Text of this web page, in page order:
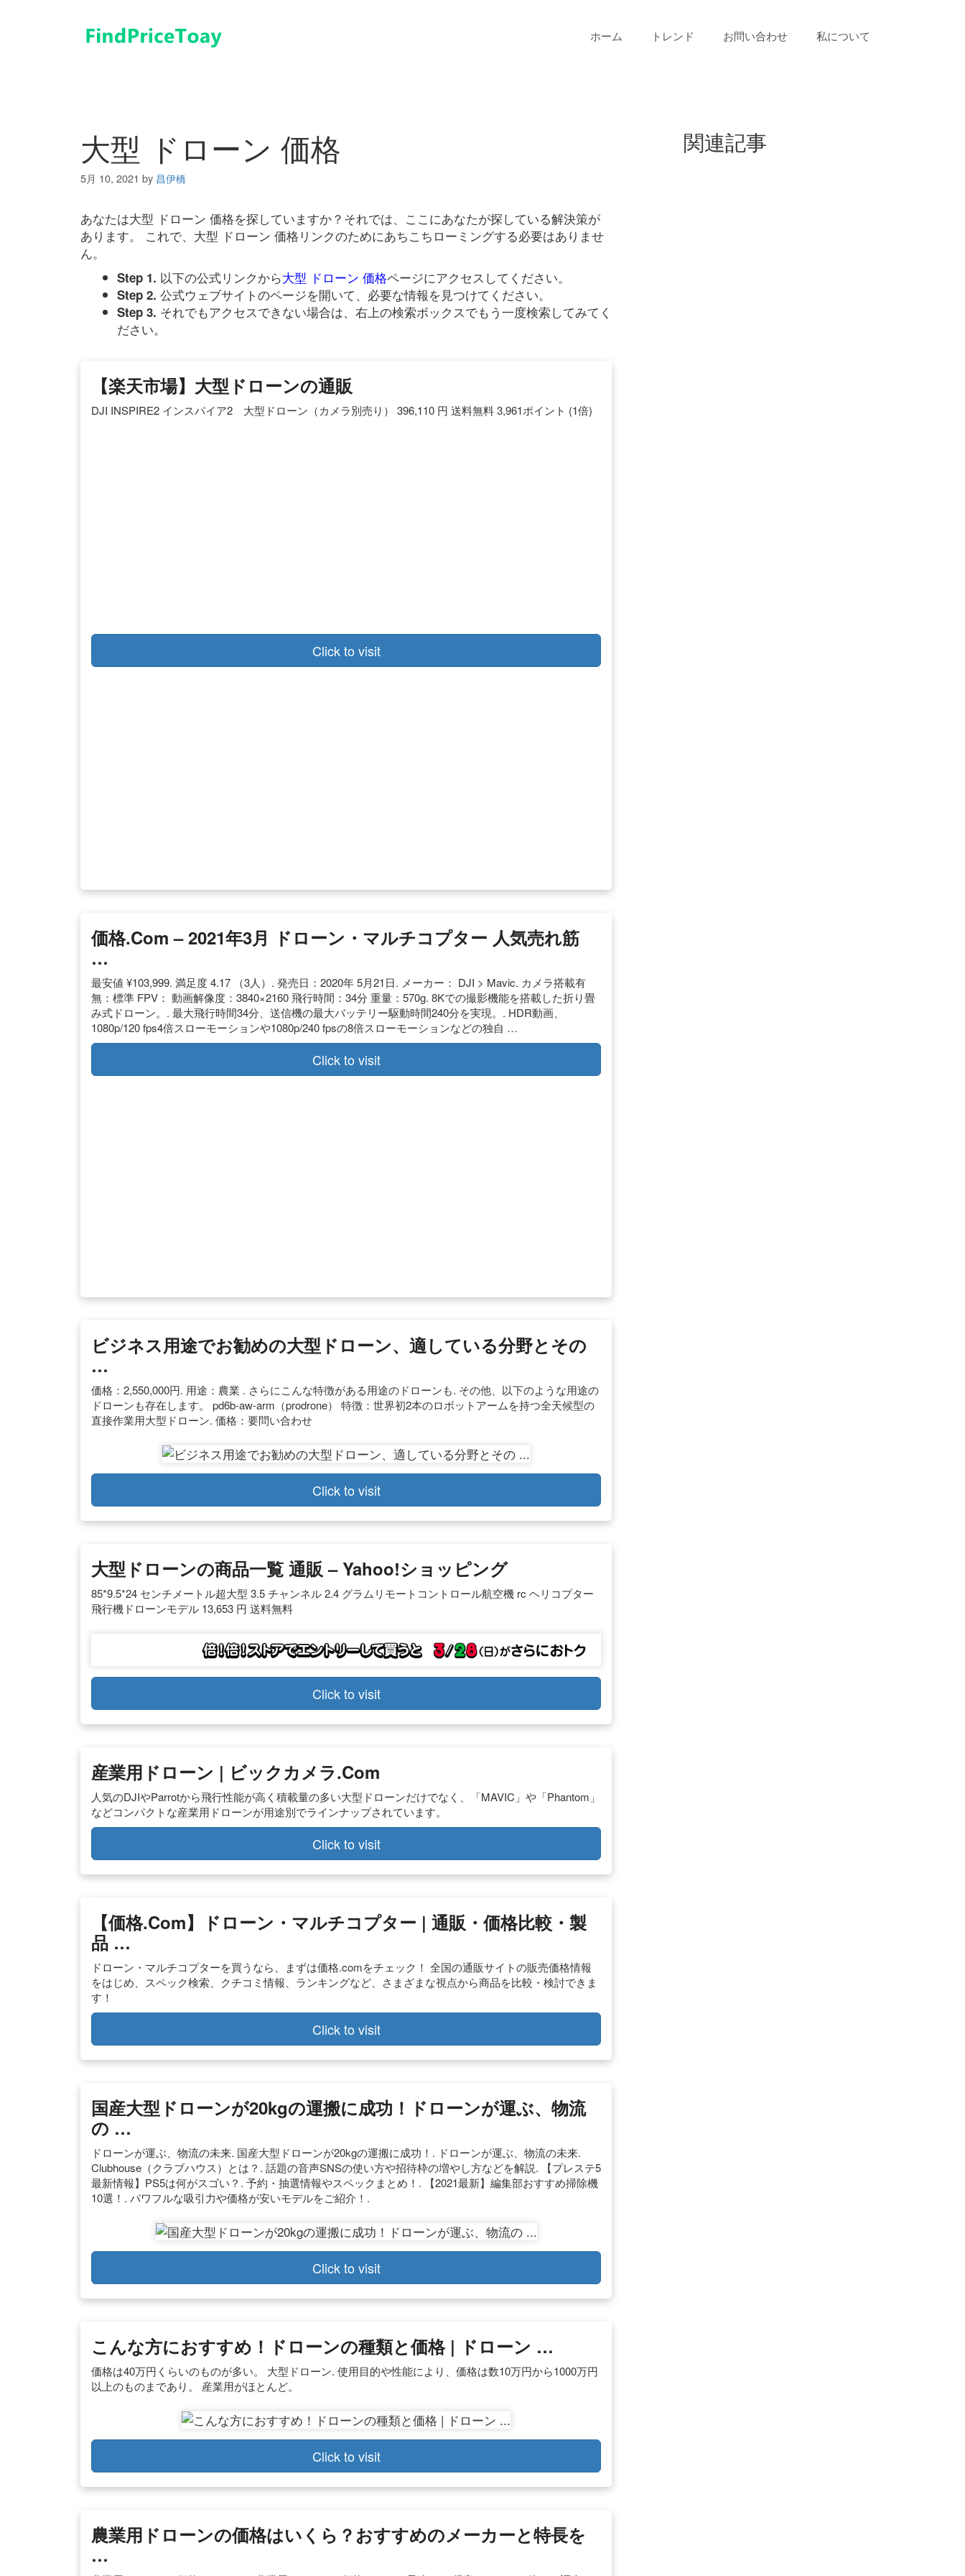
ホーム トレンド お問い合わせ 私について
大型 ドローン 価格
5月 10, 2021 by 昌伊橋
あなたは大型 ドローン 価格を探していますか？それでは、ここにあなたが探している解決策が
あります。 これで、大型 ドローン 価格リンクのためにあちこちローミングする必要はありませ
ん。
Step 1. 以下の公式リンクから大型 ドローン 価格ページにアクセスしてください。
Step 2. 公式ウェブサイトのページを開いて、必要な情報を見つけてください。
Step 3. それでもアクセスできない場合は、右上の検索ボックスでもう一度検索してみてく
ださい。
【楽天市場】大型ドローンの通販
DJI INSPIRE2 インスパイア2 大型ドローン（カメラ別売り） 396,110 円 送料無料 3,961ポイント (1倍)
Click to visit
価格.com – 2021年3月 ドローン・マルチコプター 人気売れ筋
…
最安値 ¥103,999. 満足度 4.17 （3人）. 発売日：2020年 5月21日. メーカー： DJI > Mavic. カメラ搭載有
無：標準 FPV： 動画解像度：3840×2160 飛行時間：34分 重量：570g. 8Kでの撮影機能を搭載した折り畳
み式ドローン。. 最大飛行時間34分、送信機の最大バッテリー駆動時間240分を実現。. HDR動画、
1080p/120 fps4倍スローモーションや1080p/240 fpsの8倍スローモーションなどの独自 …
Click to visit
ビジネス用途でお勧めの大型ドローン、適している分野とその
…
価格：2,550,000円. 用途：農業 . さらにこんな特徴がある用途のドローンも. その他、以下のような用途の
ドローンも存在します。 pd6b-aw-arm（prodrone） 特徴：世界初2本のロボットアームを持つ全天候型の
直接作業用大型ドローン. 価格：要問い合わせ
Click to visit
大型ドローンの商品一覧 通販 – Yahoo!ショッピング
85*9.5*24 センチメートル超大型 3.5 チャンネル 2.4 グラムリモートコントロール航空機 rc ヘリコプター
飛行機ドローンモデル 13,653 円 送料無料
Click to visit
産業用ドローン | ビックカメラ.com
人気のDJIやParrotから飛行性能が高く積載量の多い大型ドローンだけでなく、「MAVIC」や「Phantom」
などコンパクトな産業用ドローンが用途別でラインナップされています。
Click to visit
【価格.com】ドローン・マルチコプター | 通販・価格比較・製
品 …
ドローン・マルチコプターを買うなら、まずは価格.comをチェック！ 全国の通販サイトの販売価格情報
をはじめ、スペック検索、クチコミ情報、ランキングなど、さまざまな視点から商品を比較・検討できま
す！
Click to visit
国産大型ドローンが20kgの運搬に成功！ドローンが運ぶ、物流
の …
ドローンが運ぶ、物流の未来. 国産大型ドローンが20kgの運搬に成功！. ドローンが運ぶ、物流の未来.
Clubhouse（クラブハウス）とは？. 話題の音声SNSの使い方や招待枠の増やし方などを解説. 【プレステ5
最新情報】PS5は何がスゴい？. 予約・抽選情報やスペックまとめ！. 【2021最新】編集部おすすめ掃除機
10選！. パワフルな吸引力や価格が安いモデルをご紹介！.
Click to visit
こんな方におすすめ！ドローンの種類と価格 | ドローン …
価格は40万円くらいのものが多い。 大型ドローン. 使用目的や性能により、価格は数10万円から1000万円
以上のものまであり。 産業用がほとんど。
Click to visit
農業用ドローンの価格はいくら？おすすめのメーカーと特長を
…
関連記事